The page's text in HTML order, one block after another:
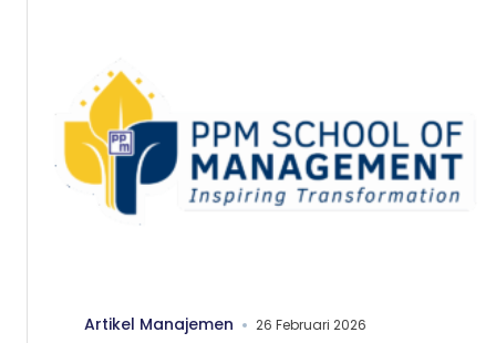
Artikel Manajemen 26 Februari 2026